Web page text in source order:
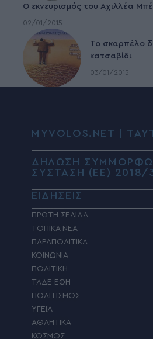
Ο εκνευρισμός του Αχιλλέα
02/01/2015
To σκαρπέλο
κατσαβίδι
03/01/2015
MYVOLOS.NET |
ΔΗΛΩΣΗ
ΣΥΣΤΑΣΗ (ΕΕ) 2018/
ΕΙΔΗΣΕΙΣ
ΠΡΩΤΗ ΣΕΛΙΔΑ
ΤΟΠΙΚΑ ΝΕΑ
ΠΑΡΑΠΟΛΙΤΙΚΑ
ΚΟΙΝΩΝΙΑ
ΠΟΛΙΤΙΚΗ
ΤΑΔΕ ΕΦΗ
ΠΟΛΙΤΙΣΜΟΣ
ΥΓΕΙΑ
ΑΘΛΗΤΙΚΑ
ΚΟΣΜΟΣ